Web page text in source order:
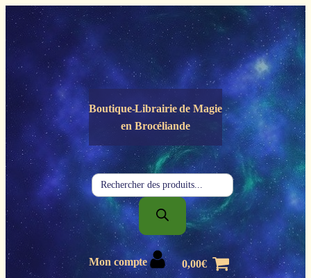
Panneau de gestion des cookies
Boutique-Librairie deMagie
en Brocéliande
Recherche
de
produits
Mon compte 0,00€